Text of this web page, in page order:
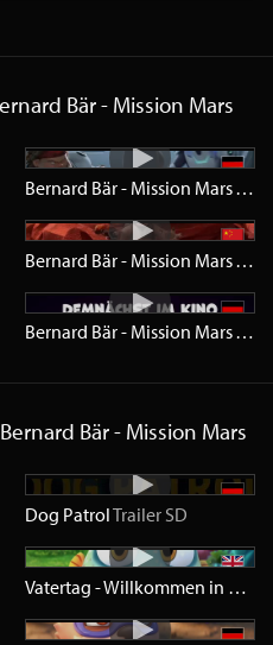
Bär - Mission Mars
HD Bernard Bär - Mission Mars
HD Bernard Bär - Mission Mars
HD Bernard Bär - Mission Mars
Bernard Bär - Mission Mars
Dog PatrolTrailer SD
Vatertag - Willkommen in der Tiefsee